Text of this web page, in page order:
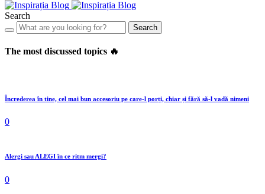
Search
Search
The most discussed topics 🔥
Încrederea în tine, cel mai bun accesoriu pe care-l porți, chiar și fără să-l vadă nimeni
0
Alergi sau ALEGI în ce ritm mergi?
0